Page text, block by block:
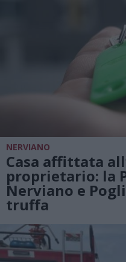
NERVIANO
Casa affittata
proprietario: la
Nerviano e
truffa